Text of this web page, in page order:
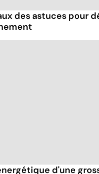
des astuces pour
d'une